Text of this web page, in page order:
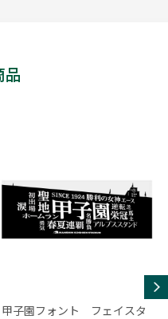
品
甲子園フォント フェイスタ